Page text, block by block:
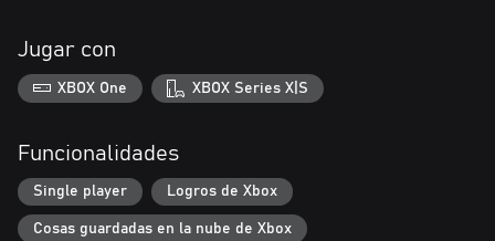
- Sobrevive
- Asume el control
Jugar con
XBOX One XBOX Series X|S
Funcionalidades
Single player Logros de Xbox
Cosas guardadas en la nube de Xbox